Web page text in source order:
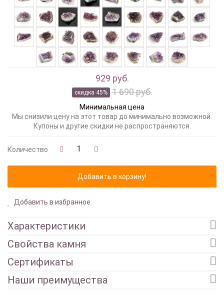
929 руб.
скидка 45% 1 690 руб.
Минимальная цена
Мы снизили цену на этот товар до минимально возможной.
Купоны и другие скидки не распространяются.
Количество
Добавить в избранное
Характеристики
Свойства камня
Сертификаты
Наши преимущества